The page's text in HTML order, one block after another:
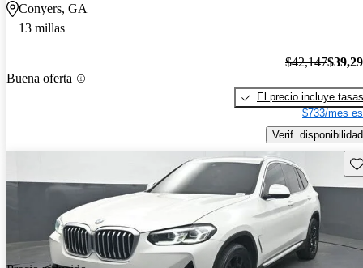
Conyers, GA
13 millas
Buena oferta
$42,147
El precio incluye tasas
$733/mes
Verif. disponibilidad